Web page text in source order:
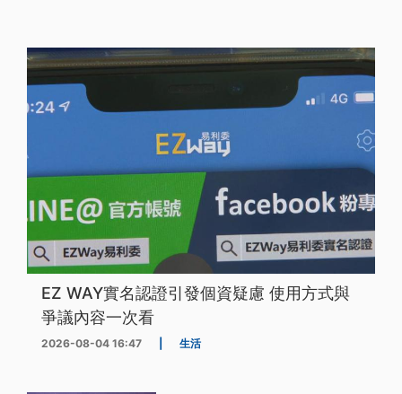
EZ WAY實名認證引發個資疑慮 使用方式與
爭議內容一次看
2026-08-04 16:47 生活